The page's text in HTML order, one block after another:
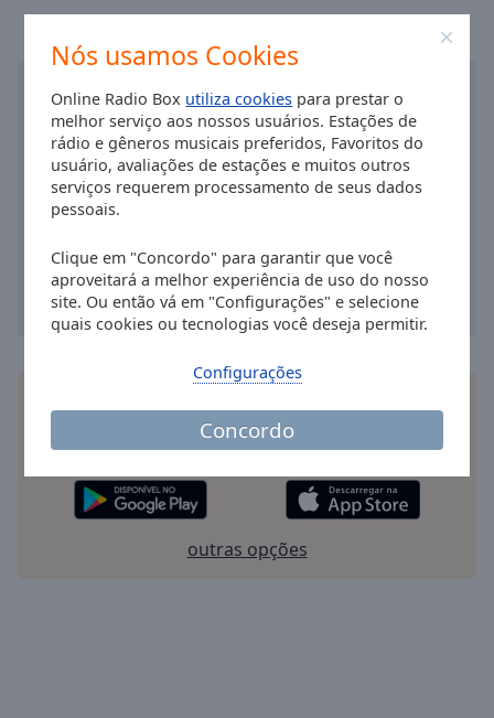
Nós usamos Cookies
Online Radio Box utiliza cookies para prestar o
melhor serviço aos nossos usuários. Estações de
rádio e gêneros musicais preferidos, Favoritos do
usuário, avaliações de estações e muitos outros
serviços requerem processamento de seus dados
pessoais.
Clique em "Concordo" para garantir que você
aproveitará a melhor experiência de uso do nosso
site. Ou então vá em "Configurações" e selecione
quais cookies ou tecnologias você deseja permitir.
Concordo
Configurações
Area
Opacity
Family
Reset
o seu smartphone e ouça as suas estações de
rádio favoritas online - onde quer que você esteja!
outras opções